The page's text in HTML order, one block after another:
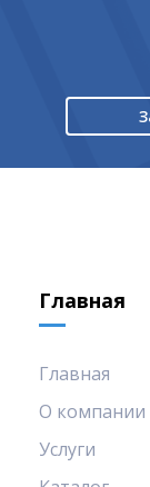
Главная
Главная
О компании
Услуги